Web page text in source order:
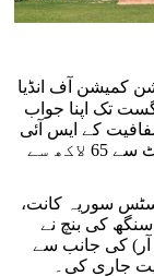
کمیشن آف انڈیا
سی آئی) کو ان الزامات کے جواب میں 9 اگست تک اپنا جواب
کے ایس آئی
آرکے عمل کے دوران بہار کی ڈرافٹ ووٹر لسٹ سے 65 لاکھ سے
سوریہ کانت،
کی بنچ نے
آر) کی جانب سے
جاری کی۔